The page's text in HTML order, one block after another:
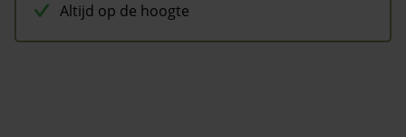
Altijd op de hoogte